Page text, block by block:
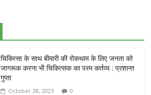
चिकित्सा के साथ बीमारी की रोकथाम के लिए जनता को
जागरूक करना भी चिकित्सक का परम कर्तव्य : प्रशान्त
गुप्ता
October 28, 2023 0